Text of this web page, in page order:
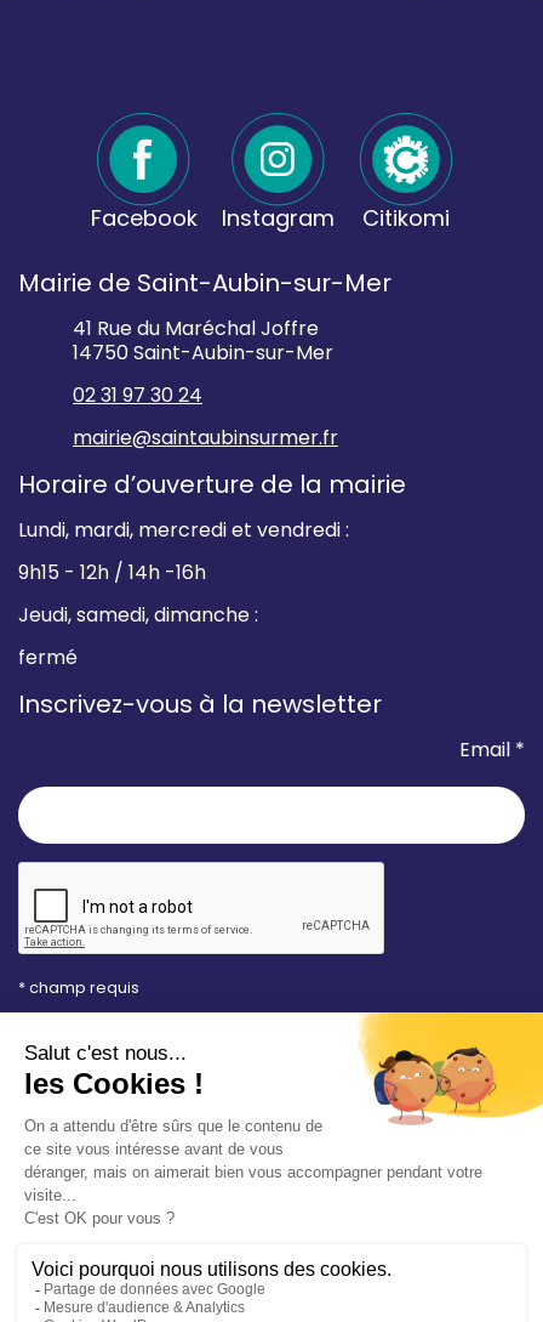
Facebook Instagram Citikomi
Mairie de Saint-Aubin-sur-Mer
41 Rue du Maréchal Joffre
14750 Saint-Aubin-sur-Mer
02 31 97 30 24
mairie@saintaubinsurmer.fr
Horaire d’ouverture de la mairie
Lundi, mardi, mercredi et vendredi :
9h15 - 12h / 14h -16h
Jeudi, samedi, dimanche :
fermé
Inscrivez-vous à la newsletter
Email *
* champ requis
vous envoyer les lettres d'information de la Mairie de
Saint-Aubin-sur-Mer. Vous pouvez à tout moment
utiliser le lien de désabonnement intégré dans la
newsletter. Consultez notre
confidentialitépour en savoir plus.
Vos démarches en ligne